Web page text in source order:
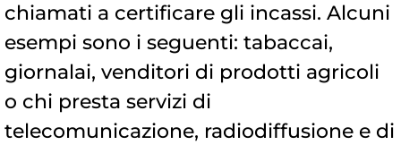
chiamati a certificare gli incassi. Alcuni
esempi sono i seguenti: tabaccai,
giornalai, venditori di prodotti agricoli
o chi presta servizi di
telecomunicazione, radiodiffusione e di